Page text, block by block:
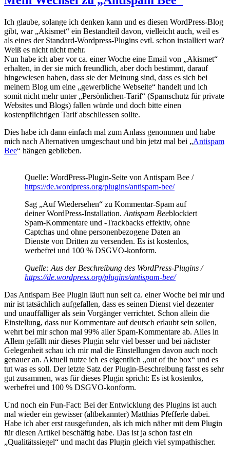
Ich glaube, solange ich denken kann und es diesen WordPress-Blog
gibt, war „Akismet“ ein Bestandteil davon, vielleicht auch, weil es
als eines der Standard-Wordpress-Plugins evtl. schon installiert war?
Weiß es nicht nicht mehr.
Nun habe ich aber vor ca. einer Woche eine Email von „Akismet“
erhalten, in der sie mich freundlich, aber doch bestimmt, darauf
hingewiesen haben, dass sie der Meinung sind, dass es sich bei
meinem Blog um eine „gewerbliche Webseite“ handelt und ich
somit nicht mehr unter „Persönlichen-Tarif“ (Spamschutz für private
Websites und Blogs) fallen würde und doch bitte einen
kostenpflichtigen Tarif abschliessen sollte.
Dies habe ich dann einfach mal zum Anlass genommen und habe
mich nach Alternativen umgeschaut und bin jetzt mal bei „Antispam
Bee“ hängen geblieben.
Quelle: WordPress-Plugin-Seite von Antispam Bee /
https://de.wordpress.org/plugins/antispam-bee/
Sag „Auf Wiedersehen“ zu Kommentar-Spam auf
deiner WordPress-Installation. Antispam Beeblockiert
Spam-Kommentare und -Trackbacks effektiv, ohne
Captchas und ohne personenbezogene Daten an
Dienste von Dritten zu versenden. Es ist kostenlos,
werbefrei und 100 % DSGVO-konform.
Quelle: Aus der Beschreibung des WordPress-Plugins /
https://de.wordpress.org/plugins/antispam-bee/
Das Antispam Bee Plugin läuft nun seit ca. einer Woche bei mir und
mir ist tatsächlich aufgefallen, dass es seinen Dienst viel dezenter
und unauffälliger als sein Vorgänger verrichtet. Schon allein die
Einstellung, dass nur Kommentare auf deutsch erlaubt sein sollen,
wehrt bei mir schon mal 99% aller Spam-Kommentare ab. Alles in
Allem gefällt mir dieses Plugin sehr viel besser und bei nächster
Gelegenheit schau ich mir mal die Einstellungen davon auch noch
genauer an. Aktuell nutze ich es eigentlich „out of the box“ und es
tut was es soll. Der letzte Satz der Plugin-Beschreibung fasst es sehr
gut zusammen, was für dieses Plugin spricht: Es ist kostenlos,
werbefrei und 100 % DSGVO-konform.
Und noch ein Fun-Fact: Bei der Entwicklung des Plugins ist auch
mal wieder ein gewisser (altbekannter) Matthias Pfefferle dabei.
Habe ich aber erst rausgefunden, als ich mich näher mit dem Plugin
für diesen Artikel beschäftig habe. Das ist ja schon fast ein
„Qualitätssiegel“ und macht das Plugin gleich viel sympathischer.